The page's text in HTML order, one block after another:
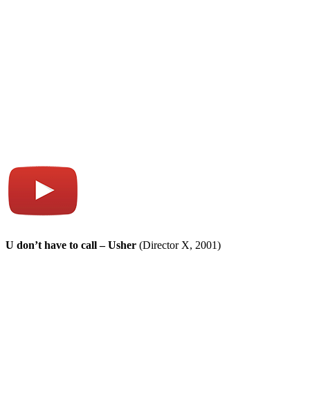
U don’t have to call – Usher (Director X, 2001)